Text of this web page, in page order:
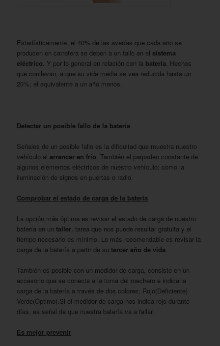
Estadísticamente, el 40% de las averías que cada año se
producen en carretera se deben a un fallo en el sistema
eléctrico. Y por lo general en relación con la batería. Hechos
que conllevan, a que su vida media se vea reducida hasta un
20%; el equivalente a un año menos.
Detectar un posible fallo de la batería
Señales de un posible fallo es la dificultad que muestra nuestro
vehículo al arrancar en frío . También el parpadeo constante de
algunos elementos eléctricos de nuestro vehículo; como la
iluminación de signos en puertas o radio.
Comprobar el estado de carga de la batería
La opción más óptima es revisar el estado de carga de nuestro
batería en un taller, tarea que nos puede resultar gratuita y el
tiempo necesario es mínimo. Lo más recomendable es revisar la
carga de la batería a partir de su tercer año de vida.
También es posible con un medidor de carga, consiste en un
accesorio que se conecta a la toma del mechero e indica la
carga de la batería a través de dos colores; Rojo(Deficiente)
Verde(Óptimo).Si el medidor de carga nos indica rojo durante
días, es señal de que nuestra batería va a fallar.
Es mejor prevenir